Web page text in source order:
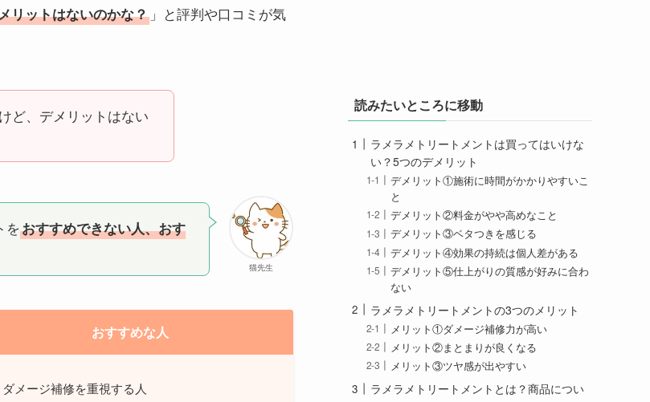
リットはないのかな？ 」と評判や口コミが気
ど、デメリットはない
猫先生
をおすすめできない人、おす
おすすめな人
ダメージ補修を重視する人
読みたいところに移動
ラメラメトリートメントは買ってはいけな
い？5つのデメリット
デメリット①施術に時間がかかりやすいこ
と
デメリット②料金がやや高めなこと
デメリット③ベタつきを感じる
デメリット④効果の持続は個人差がある
デメリット⑤仕上がりの質感が好みに合わ
ない
ラメラメトリートメントの3つのメリット
メリット①ダメージ補修力が高い
メリット②まとまりが良くなる
メリット③ツヤ感が出やすい
ラメラメトリートメントとは？商品につい